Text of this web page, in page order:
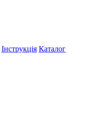
Інструкція Каталог